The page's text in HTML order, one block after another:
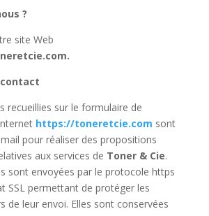
?
site Web
recueillies sur le formulaire de
https://toneretcie.com sont
pour réaliser des propositions
aux services de Toner & Cie.
sont envoyées par le protocole https
SSL permettant de protéger les
de leur envoi. Elles sont conservées